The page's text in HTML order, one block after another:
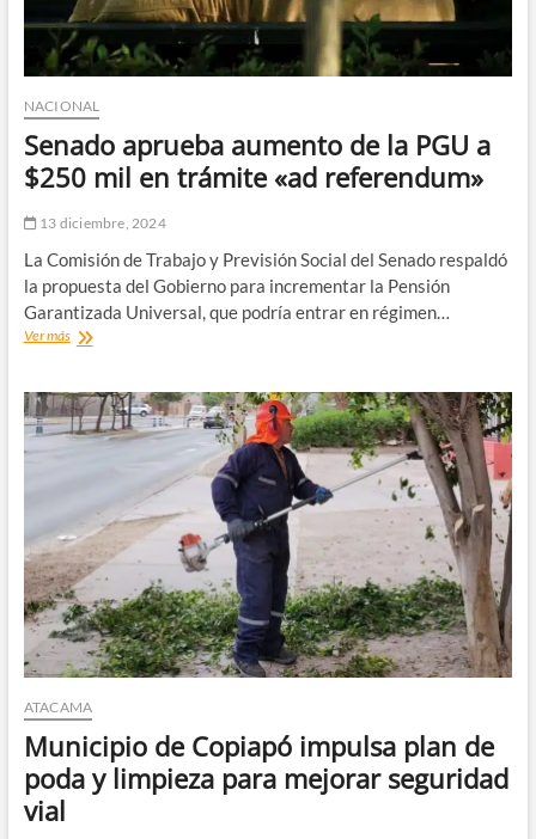
NACIONAL
Senado aprueba aumento de la PGU a
$250 mil en trámite «ad referendum»
13 diciembre, 2024
La Comisión de Trabajo y Previsión Social del Senado respaldó
la propuesta del Gobierno para incrementar la Pensión
Garantizada Universal, que podría entrar en régimen…
Ver másSenado
de
la
PGU
en
trámite
«ad
referendum»
ATACAMA
Municipio de Copiapó impulsa plan de
poda y limpieza para mejorar seguridad
vial